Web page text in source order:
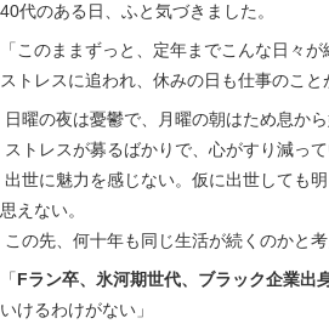
40代のある日、ふと気づきました。
「このままずっと、定年までこんな日々
ストレスに追われ、休みの日も仕事のこと
日曜の夜は憂鬱で、月曜の朝はため息から
ストレスが募るばかりで、心がすり減って
出世に魅力を感じない。仮に出世しても
思えない。
この先、何十年も同じ生活が続くのかと
「Fラン卒、氷河期世代、ブラック企業出
いけるわけがない」